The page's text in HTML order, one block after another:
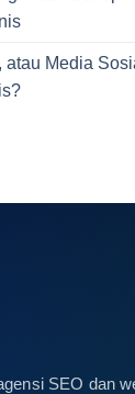
atau Media
SEO dan